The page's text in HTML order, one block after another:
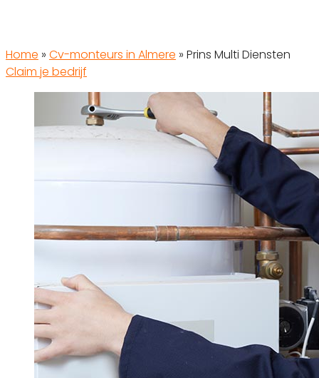
Home » Cv-monteurs in Almere » Prins Multi Diensten
Claim je bedrijf